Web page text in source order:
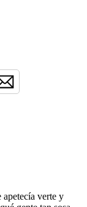
apetecía verte y